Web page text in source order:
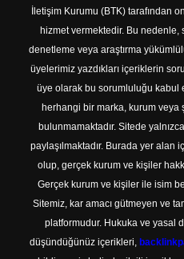
İletişim Kurumu (BTK) tarafından
hizmet vermektedir. Bu
denetleme veya araştırma
üyelerimiz yazdıkları içeriklerin
üye olarak bu sorumluluğu kabul
herhangi bir marka, kurum veya
bulunmamaktadır. Sitede
paylaşılmaktadır. Burada yer alan
olup, gerçek kurum ve kişiler
Gerçek kurum ve kişiler ile isim
Sitemiz, kar amacı gütmeyen ve
platformudur. Hukuka ve yasal
düşündüğünüz içerikleri,